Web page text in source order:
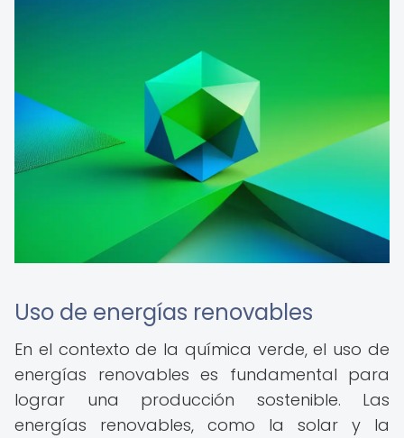
Uso de energías renovables
En el contexto de la química verde, el uso de
energías renovables es fundamental para
lograr una producción sostenible. Las
energías renovables, como la solar y la